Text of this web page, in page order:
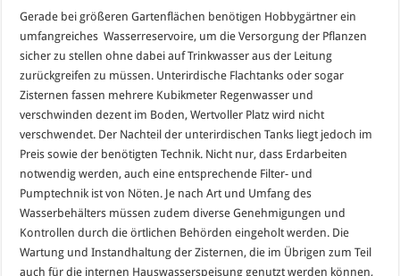
Gerade bei größeren Gartenflächen benötigen Hobbygärtner ein
umfangreiches Wasserreservoire, um die Versorgung der Pflanzen
sicher zu stellen ohne dabei auf Trinkwasser aus der Leitung
zurückgreifen zu müssen. Unterirdische Flachtanks oder sogar
Zisternen fassen mehrere Kubikmeter Regenwasser und
verschwinden dezent im Boden, Wertvoller Platz wird nicht
verschwendet. Der Nachteil der unterirdischen Tanks liegt jedoch im
Preis sowie der benötigten Technik. Nicht nur, dass Erdarbeiten
notwendig werden, auch eine entsprechende Filter- und
Pumptechnik ist von Nöten. Je nach Art und Umfang des
Wasserbehälters müssen zudem diverse Genehmigungen und
Kontrollen durch die örtlichen Behörden eingeholt werden. Die
Wartung und Instandhaltung der Zisternen, die im Übrigen zum Teil
auch für die internen Hauswasserspeisung genutzt werden können,